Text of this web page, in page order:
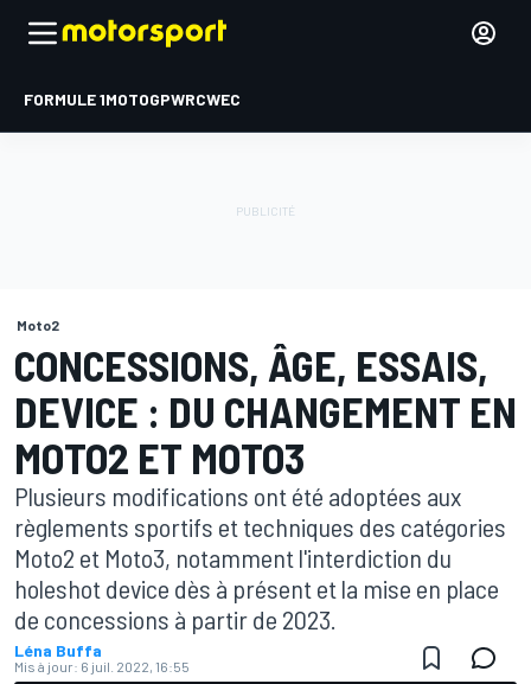
FORMULE 1MOTOGPWRCWEC
Moto2
CONCESSIONS, ÂGE, ESSAIS,
DEVICE : DU CHANGEMENT EN
MOTO2 ET MOTO3
Plusieurs modifications ont été adoptées aux
règlements sportifs et techniques des catégories
Moto2 et Moto3, notamment l'interdiction du
holeshot device dès à présent et la mise en place
de concessions à partir de 2023.
Léna Buffa
Mis à jour: 6 juil. 2022, 16:55